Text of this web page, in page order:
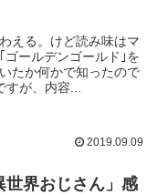
える。けど読み味はマ
ールデンゴールド｣を
たか何かで知ったので
すが、内容...
2019.09.09
世界おじさん」感